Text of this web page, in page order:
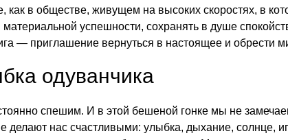
как в обществе, живущем на высоких скоростях, в
материальной успешности, сохранять в душе
— приглашение вернуться в настоящее и обрести
одуванчика
спешим. И в этой бешеной гонке мы не
делают нас счастливыми: улыбка, дыхание, солнце,